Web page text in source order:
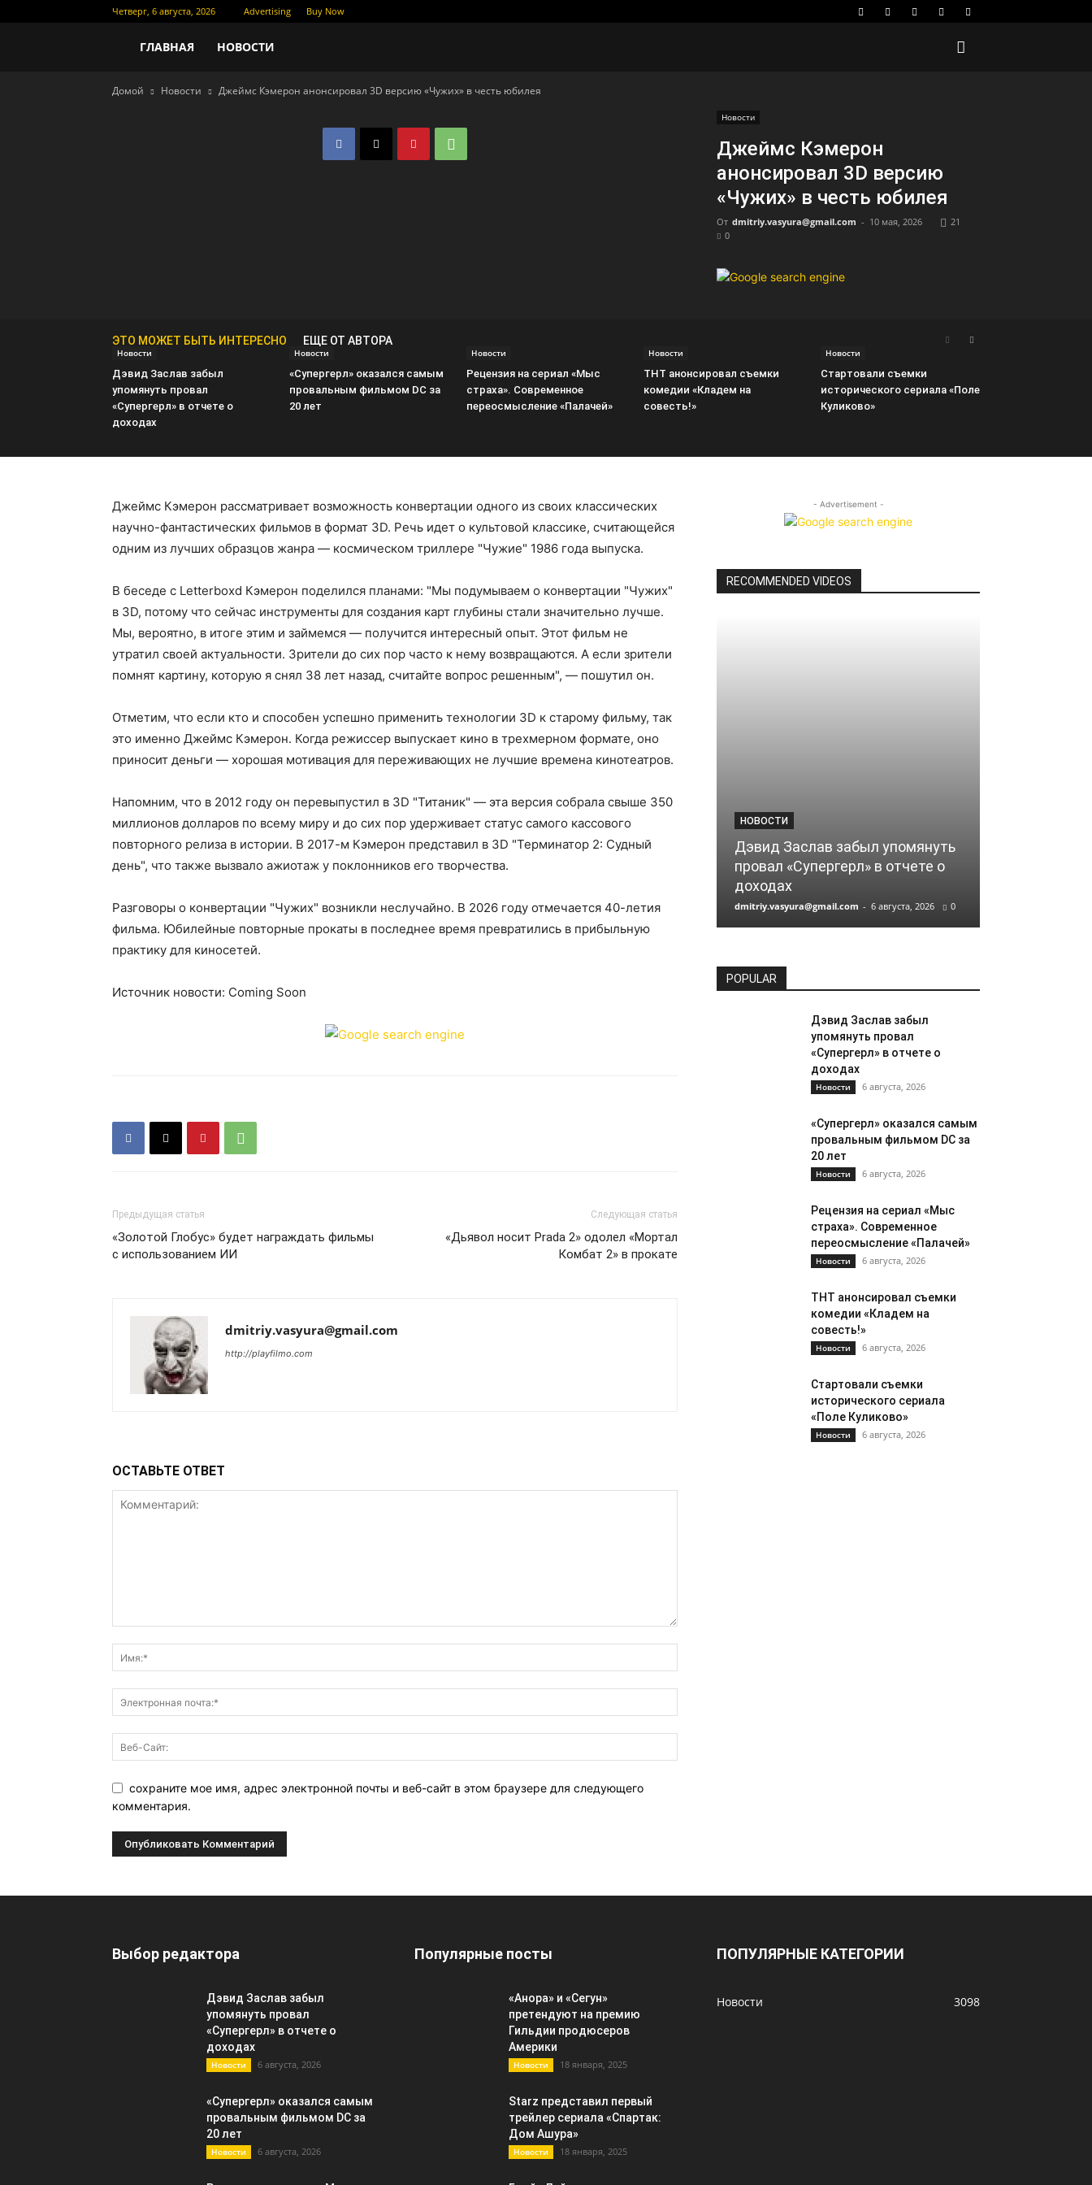
Четверг, 6 августа, 2026 Advertising Buy Now
Новости
кино
ГЛАВНАЯ НОВОСТИ
Домой Новости Джеймс Кэмерон анонсировал 3D версию «Чужих» в честь юбилея
Новости
Джеймс Кэмерон
анонсировал 3D версию
«Чужих» в честь юбилея
От dmitriy.vasyura@gmail.com - 10 мая, 2026
21
0
ЭТО МОЖЕТ БЫТЬ ИНТЕРЕСНО ЕЩЕ ОТ АВТОРА
Новости
Дэвид Заслав забыл
упомянуть провал
«Супергерл» в отчете о
доходах
Новости
«Супергерл» оказался самым
провальным фильмом DC за
20 лет
Новости
Рецензия на сериал «Мыс
страха». Современное
переосмысление «Палачей»
Новости
ТНТ анонсировал съемки
комедии «Кладем на
совесть!»
Новости
Стартовали съемки
исторического сериала «Поле
Куликово»
Джеймс Кэмерон рассматривает возможность конвертации одного из своих классических
научно-фантастических фильмов в формат 3D. Речь идет о культовой классике, считающейся
одним из лучших образцов жанра — космическом триллере "Чужие" 1986 года выпуска.
В беседе с Letterboxd Кэмерон поделился планами: "Мы подумываем о конвертации "Чужих"
в 3D, потому что сейчас инструменты для создания карт глубины стали значительно лучше.
Мы, вероятно, в итоге этим и займемся — получится интересный опыт. Этот фильм не
утратил своей актуальности. Зрители до сих пор часто к нему возвращаются. А если зрители
помнят картину, которую я снял 38 лет назад, считайте вопрос решенным", — пошутил он.
Отметим, что если кто и способен успешно применить технологии 3D к старому фильму, так
это именно Джеймс Кэмерон. Когда режиссер выпускает кино в трехмерном формате, оно
приносит деньги — хорошая мотивация для переживающих не лучшие времена кинотеатров.
Напомним, что в 2012 году он перевыпустил в 3D "Титаник" — эта версия собрала свыше 350
миллионов долларов по всему миру и до сих пор удерживает статус самого кассового
повторного релиза в истории. В 2017-м Кэмерон представил в 3D "Терминатор 2: Судный
день", что также вызвало ажиотаж у поклонников его творчества.
Разговоры о конвертации "Чужих" возникли неслучайно. В 2026 году отмечается 40-летия
фильма. Юбилейные повторные прокаты в последнее время превратились в прибыльную
практику для киносетей.
Источник новости: Coming Soon
Предыдущая статья
«Золотой Глобус» будет награждать фильмы
с использованием ИИ
Следующая статья
«Дьявол носит Prada 2» одолел «Мортал
Комбат 2» в прокате
dmitriy.vasyura@gmail.com
http://playfilmo.com
ОСТАВЬТЕ ОТВЕТ
сохраните мое имя, адрес электронной почты и веб-сайт в этом браузере для следующего
комментария.
- Advertisement -
RECOMMENDED VIDEOS
НОВОСТИ
Дэвид Заслав забыл упомянуть
провал «Супергерл» в отчете о
доходах
dmitriy.vasyura@gmail.com - 6 августа, 2026 0
POPULAR
Дэвид Заслав забыл
упомянуть провал
«Супергерл» в отчете о
доходах
Новости 6 августа, 2026
«Супергерл» оказался самым
провальным фильмом DC за
20 лет
Новости 6 августа, 2026
Рецензия на сериал «Мыс
страха». Современное
переосмысление «Палачей»
Новости 6 августа, 2026
ТНТ анонсировал съемки
комедии «Кладем на
совесть!»
Новости 6 августа, 2026
Стартовали съемки
исторического сериала
«Поле Куликово»
Новости 6 августа, 2026
Выбор редактора
Дэвид Заслав забыл
упомянуть провал
«Супергерл» в отчете о
доходах
Новости 6 августа, 2026
«Супергерл» оказался самым
провальным фильмом DC за
20 лет
Новости 6 августа, 2026
Популярные посты
«Анора» и «Сегун»
претендуют на премию
Гильдии продюсеров
Америки
Новости 18 января, 2025
Starz представил первый
трейлер сериала «Спартак:
Дом Ашура»
Новости 18 января, 2025
ПОПУЛЯРНЫЕ КАТЕГОРИИ
Новости 3098